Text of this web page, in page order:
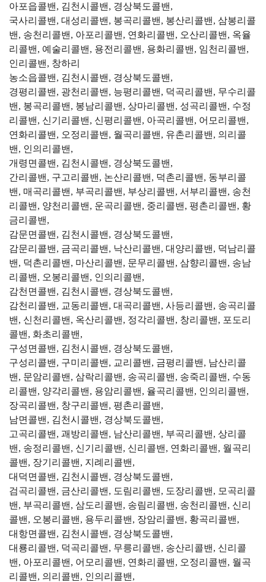
아포읍콜밴, 김천시콜밴, 경상북도콜밴,
국사리콜밴, 대성리콜밴, 봉곡리콜밴, 봉산리콜밴, 삼봉리콜
밴, 송천리콜밴, 아포리콜밴, 연화리콜밴, 오산리콜밴, 옥율
리콜밴, 예술리콜밴, 용전리콜밴, 용화리콜밴, 임천리콜밴,
인리콜밴, 창하리
농소읍콜밴, 김천시콜밴, 경상북도콜밴,
경평리콜밴, 광천리콜밴, 능평리콜밴, 덕곡리콜밴, 무수리콜
밴, 봉곡리콜밴, 봉남리콜밴, 상마리콜밴, 성곡리콜밴, 수정
리콜밴, 신기리콜밴, 신평리콜밴, 아곡리콜밴, 어모리콜밴,
연화리콜밴, 오정리콜밴, 월곡리콜밴, 유촌리콜밴, 의리콜
밴, 인의리콜밴,
개령면콜밴, 김천시콜밴, 경상북도콜밴,
간리콜밴, 구고리콜밴, 논산리콜밴, 덕촌리콜밴, 동부리콜
밴, 매곡리콜밴, 부곡리콜밴, 부상리콜밴, 서부리콜밴, 송천
리콜밴, 양천리콜밴, 운곡리콜밴, 중리콜밴, 평촌리콜밴, 황
금리콜밴,
감문면콜밴, 김천시콜밴, 경상북도콜밴,
감문리콜밴, 금곡리콜밴, 낙산리콜밴, 대양리콜밴, 덕남리콜
밴, 덕촌리콜밴, 마산리콜밴, 문무리콜밴, 삼향리콜밴, 송남
리콜밴, 오봉리콜밴, 인의리콜밴,
감천면콜밴, 김천시콜밴, 경상북도콜밴,
감천리콜밴, 교동리콜밴, 대곡리콜밴, 사등리콜밴, 송곡리콜
밴, 신천리콜밴, 옥산리콜밴, 정각리콜밴, 창리콜밴, 포도리
콜밴, 화초리콜밴,
구성면콜밴, 김천시콜밴, 경상북도콜밴,
구성리콜밴, 구미리콜밴, 교리콜밴, 금평리콜밴, 남산리콜
밴, 문암리콜밴, 삼락리콜밴, 송곡리콜밴, 송죽리콜밴, 수동
리콜밴, 양각리콜밴, 용암리콜밴, 율곡리콜밴, 인의리콜밴,
장곡리콜밴, 창구리콜밴, 평촌리콜밴,
남면콜밴, 김천시콜밴, 경상북도콜밴,
고곡리콜밴, 괘방리콜밴, 남산리콜밴, 부곡리콜밴, 상리콜
밴, 송정리콜밴, 신기리콜밴, 신리콜밴, 연화리콜밴, 월곡리
콜밴, 장기리콜밴, 지례리콜밴,
대덕면콜밴, 김천시콜밴, 경상북도콜밴,
검곡리콜밴, 금산리콜밴, 도림리콜밴, 도장리콜밴, 모곡리콜
밴, 부곡리콜밴, 삼도리콜밴, 송림리콜밴, 송천리콜밴, 신리
콜밴, 오봉리콜밴, 용두리콜밴, 장암리콜밴, 황곡리콜밴,
대항면콜밴, 김천시콜밴, 경상북도콜밴,
대룡리콜밴, 덕곡리콜밴, 무릉리콜밴, 송산리콜밴, 신리콜
밴, 아포리콜밴, 어모리콜밴, 연화리콜밴, 오정리콜밴, 월곡
리콜밴, 의리콜밴, 인의리콜밴,